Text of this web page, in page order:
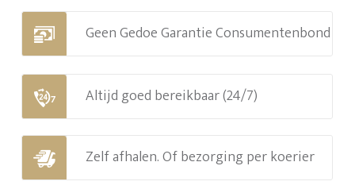
Geen Gedoe Garantie Consumentenbond
Altijd goed bereikbaar (24/7)
Zelf afhalen. Of bezorging per koerier